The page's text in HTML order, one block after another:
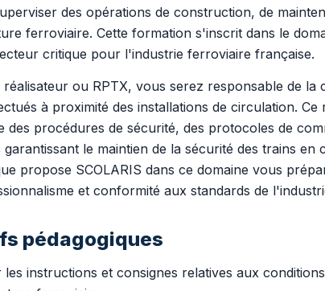
des opérations de construction, de
ferroviaire. Cette formation s'inscrit dans le
critique pour l'industrie ferroviaire française.
réalisateur ou RPTX, vous serez responsable de la
à proximité des installations de circulation. Ce
des procédures de sécurité, des protocoles de
garantissant le maintien de la sécurité des trains
propose SCOLARIS dans ce domaine vous
et conformité aux standards de
pédagogiques
les instructions et consignes relatives aux